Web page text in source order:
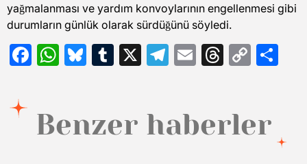
yağmalanması ve yardım konvoylarının engellenmesi gibi
durumların günlük olarak sürdüğünü söyledi.
Facebook
WhatsApp
Bluesky
Tumblr
X Telegram
EmailThreads
Copy
Benzer haberler